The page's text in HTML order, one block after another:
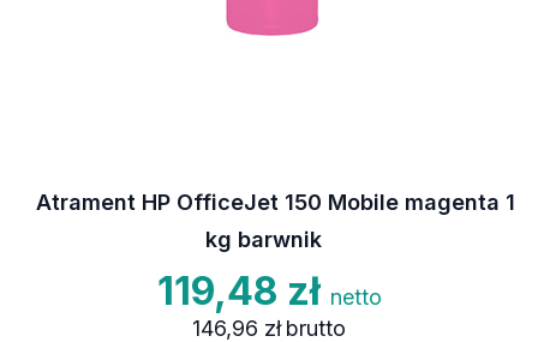
Atrament HP OfficeJet 150 Mobile magenta 1
kg barwnik
119,48 zł netto
146,96 zł brutto